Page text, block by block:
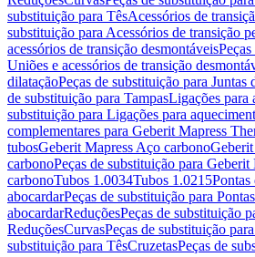
substituição para TêsAcessórios de
substituição para Acessórios de transição
acessórios de transição desmontáveis
Uniões e acessórios de transição
dilataçãoPeças de substituição para Juntas
de substituição para TampasLigações para
substituição para Ligações para
complementares para Geberit Mapress
tubosGeberit Mapress Aço carbono
carbonoPeças de substituição para
carbonoTubos 1.0034Tubos 1.0215Pontas
abocardarPeças de substituição para
abocardarReduçõesPeças de substituição
ReduçõesCurvasPeças de substituição
substituição para TêsCruzetasPeças de